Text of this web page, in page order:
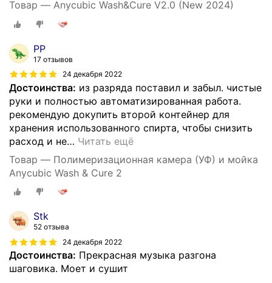
Товар — Anycubic Wash&Cure V2.0 (New 2024)
PP
17 отзывов
24 декабря 2022
Достоинства: из разряда поставил и забыл. чистые
руки и полностью автоматизированная работа.
рекомендую докупить второй контейнер для
хранения использованного спирта, чтобы снизить
расход и не… Читать ещё
Товар — Полимеризационная камера (УФ) и мойка
Anycubic Wash & Cure 2
Stk
52 отзыва
24 декабря 2022
Достоинства: Прекрасная музыка разгона
шаговика. Моет и сушит